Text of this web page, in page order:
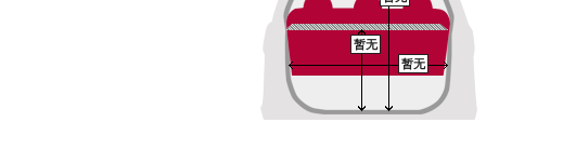
暂无
暂无